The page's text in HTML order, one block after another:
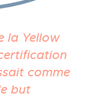
la Yellow
comme
but